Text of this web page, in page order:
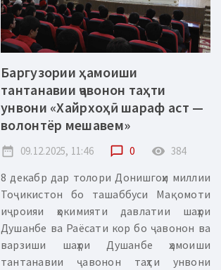
Баргузории ҳамоиши
тантанавии ҷавонон таҳти
унвони «Хайрхоҳӣ шараф аст —
волонтёр мешавем»
date_range 09.12.2025, 11:46 chat_bubble_outline 0 remove_red_eye 384
8 декабр дар толори Донишгоҳи миллии
Тоҷикистон бо ташаббуси Мақомоти
иҷроияи ҳокимияти давлатии шаҳри
Душанбе ва Раёсати кор бо ҷавонон ва
варзиши шаҳри Душанбе ҳамоиши
тантанавии ҷавонон таҳти унвони